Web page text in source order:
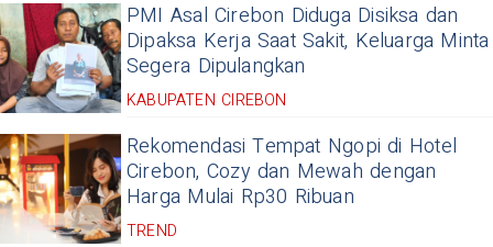
PMI Asal Cirebon Diduga Disiksa dan
Dipaksa Kerja Saat Sakit, Keluarga Minta
Segera Dipulangkan
KABUPATEN CIREBON
Rekomendasi Tempat Ngopi di Hotel
Cirebon, Cozy dan Mewah dengan
Harga Mulai Rp30 Ribuan
TREND